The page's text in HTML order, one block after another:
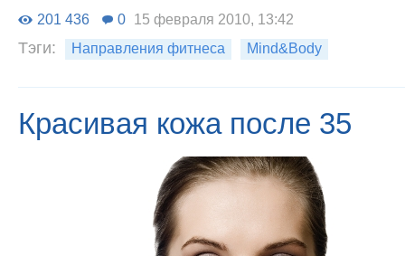
201 436 0 15 февраля 2010, 13:42
Тэги: Направления фитнеса Mind&Body
Красивая кожа после 35